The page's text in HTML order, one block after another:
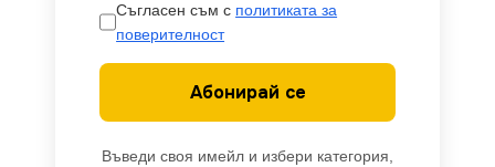
Съгласен съм с политиката за
поверителност
Абонирай се
Въведи своя имейл и избери категория,